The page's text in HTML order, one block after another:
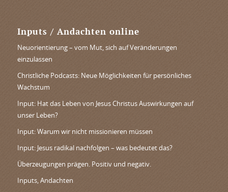
Inputs / Andachten online
Neuorientierung – vom Mut, sich auf Veränderungen
einzulassen
Christliche Podcasts: Neue Möglichkeiten für persönliches
Wachstum
Input: Hat das Leben von Jesus Christus Auswirkungen auf
unser Leben?
Input: Warum wir nicht missionieren müssen
Input: Jesus radikal nachfolgen – was bedeutet das?
Überzeugungen prägen. Positiv und negativ.
Inputs, Andachten